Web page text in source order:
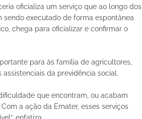
oficializa um serviço que ao longo dos
sendo executado de forma espontânea
chega para oficializar e confirmar o
para às família de agricultores,
da previdência social.
que encontram, ou acabam
a ação da Emater, esses serviços